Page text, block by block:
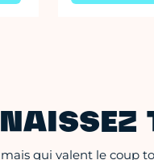
qui valent le coup